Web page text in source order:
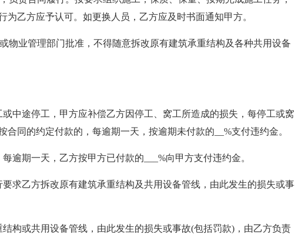
为乙方应予认可。如更换人员，乙方应及时书面通知甲方。
物业管理部门批准，不得随意拆改原有建筑承重结构及各种共用设备
中途停工，甲方应补偿乙方因停工、窝工所造成的损失，每停工或窝
合同的约定付款的，每逾期一天，按逾期未付款的__%支付违约金。
逾期一天，乙方按甲方已付款的___%向甲方支付违约金。
求乙方拆改原有建筑承重结构及共用设备管线，由此发生的损失或事
构或共用设备管线，由此发生的损失或事故(包括罚款)，由乙方负责